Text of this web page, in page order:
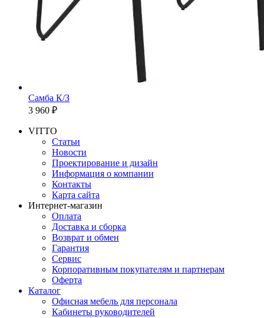
Самба К/З
3 960 ₽
VITTO
Статьи
Новости
Проектирование и дизайн
Информация о компании
Контакты
Карта сайта
Интернет-магазин
Оплата
Доставка и сборка
Возврат и обмен
Гарантия
Сервис
Корпоративным покупателям и партнерам
Оферта
Каталог
Офисная мебель для персонала
Кабинеты руководителей